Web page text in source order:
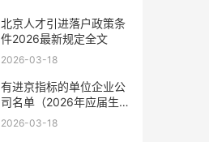
北京人才引进落户政策条
件2026最新规定全文
2026-03-18
有进京指标的单位企业公
司名单（2026年应届生留
学生）
2026-03-18